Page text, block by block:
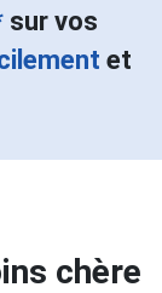
sur vos
et
chère